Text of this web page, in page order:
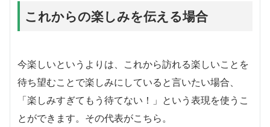
これからの楽しみを伝える場合
今楽しいというよりは、これから訪れる楽しいことを
待ち望むことで楽しみにしていると言いたい場合、
「楽しみすぎてもう待てない！」という表現を使うこ
とができます。その代表がこちら。